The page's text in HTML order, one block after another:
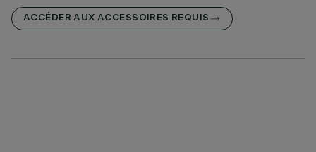
ACCÉDER AUX ACCESSOIRES REQUIS